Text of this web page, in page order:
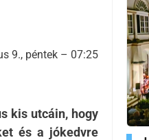
9., péntek – 07:25
kis utcáin, hogy
és a jókedvre